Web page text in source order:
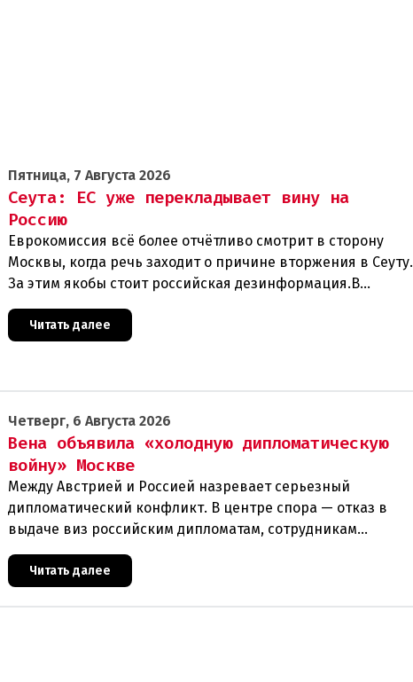
Пятница, 7 Августа 2026
Сеута: ЕС уже перекладывает вину на
Россию
Еврокомиссия всё более отчётливо смотрит в сторону
Москвы, когда речь заходит о причине вторжения в Сеуту.
За этим якобы стоит российская дезинформация.В
Читать далее
Четверг, 6 Августа 2026
Вена объявила «холодную дипломатическую
войну» Москве
Между Австрией и Россией назревает серьезный
дипломатический конфликт. В центре спора — отказ в
выдаче виз российским дипломатам, сотрудникам
посольства и работникам международных организаций,
которые
Читать далее